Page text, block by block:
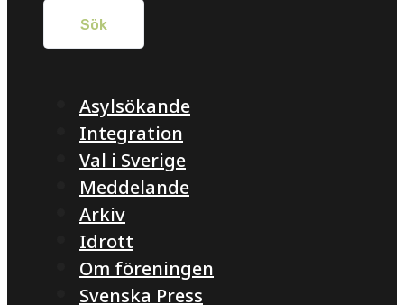
Asylsökande
Integration
Val i Sverige
Meddelande
Arkiv
Idrott
Om föreningen
Svenska Press